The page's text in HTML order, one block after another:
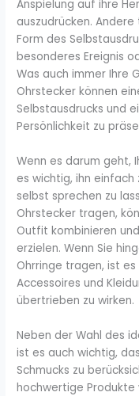
Anspielung auf ihre
auszudrücken.
Form des
besonderes Ereignis
Was auch immer Ihre
Ohrstecker können
Selbstausdrucks und
Persönlichkeit zu
Wenn es darum geht,
es wichtig, ihn einfach
selbst sprechen zu
Ohrstecker tragen,
Outfit kombinieren
erzielen. Wenn Sie
Ohrringe tragen, ist
Accessoires und
übertrieben zu wirken.
Neben der Wahl des
ist es auch wichtig,
Schmucks zu
hochwertige